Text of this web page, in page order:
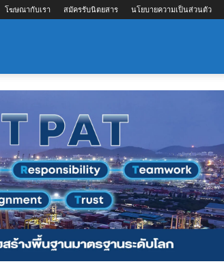
โฆษณากับเรา สมัครรับนิตยสาร นโยบายความเป็นส่วนตัว